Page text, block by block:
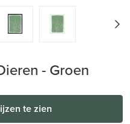
- Groen
te zien